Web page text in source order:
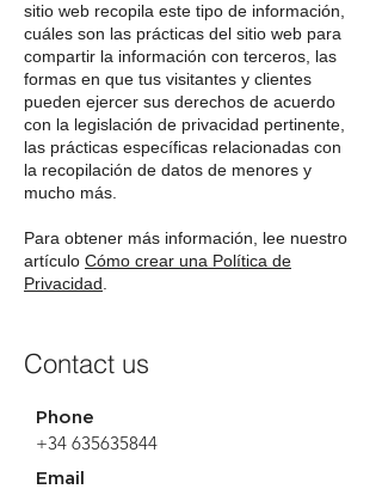
sitio web recopila este tipo de información,
cuáles son las prácticas del sitio web para
compartir la información con terceros, las
formas en que tus visitantes y clientes
pueden ejercer sus derechos de acuerdo
con la legislación de privacidad pertinente,
las prácticas específicas relacionadas con
la recopilación de datos de menores y
mucho más.
Para obtener más información, lee nuestro
artículo Cómo crear una Política de
Privacidad
Contact us
Phone
+34 635635844
Email